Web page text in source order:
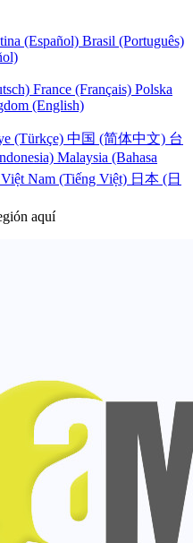
(Español) Brasil (Português)
France (Français) Polska
(English)
(Türkçe) 中国 (简体中文) 台
Malaysia (Bahasa
Việt Nam (Tiếng Việt) 日本 (日
aquí